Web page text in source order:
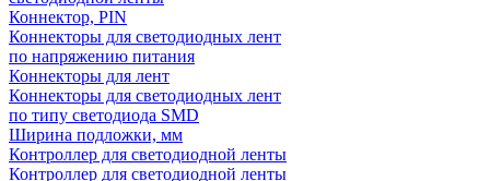
Коннектор, PIN
Коннекторы для светодиодных лент
по напряжению питания
Коннекторы для лент
Коннекторы для светодиодных лент
по типу светодиода SMD
Ширина подложки, мм
Контроллер для светодиодной ленты
Контроллер для светодиодной ленты